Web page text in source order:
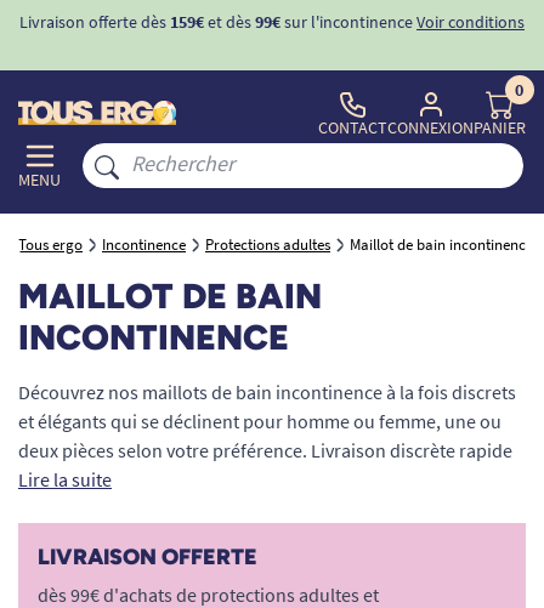
Livraison offerte dès 159€et dès99€sur l'incontinenceVoir conditions
MENU
CONTACTCONNEXION
0
PANIER
Tous ergo Incontinence Protections adultes Maillot de bain incontinence
MAILLOT DE BAIN
INCONTINENCE
Découvrez nos maillots de bain incontinence à la fois discrets
et élégants qui se déclinent pour homme ou femme, une ou
deux pièces selon votre préférence. Livraison discrète rapide
et offerte dès 99€ d'achats, demande d'échantillons gratuits.
Lire la suite
LIVRAISON OFFERTE
dès 99€ d'achats de protections adultes et